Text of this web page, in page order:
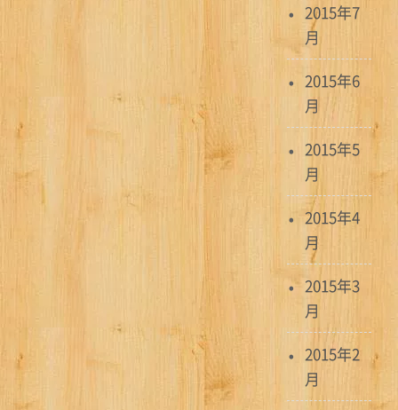
2015年7
月
2015年6
月
2015年5
月
2015年4
月
2015年3
月
2015年2
月